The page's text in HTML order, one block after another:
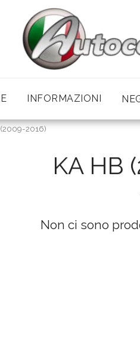
INFORMAZIONI
(2009-2016)
KA HB
Non ci sono